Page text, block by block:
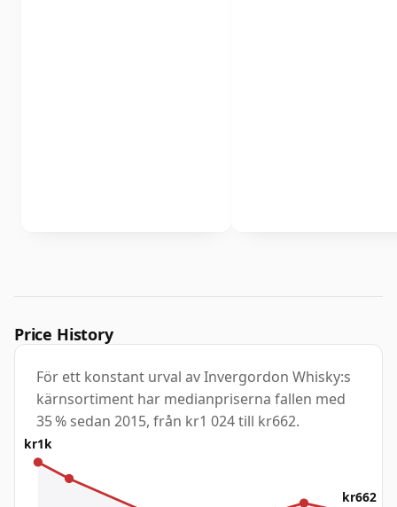
Price History
För ett konstant urval av Invergordon Whisky:s
kärnsortiment har medianpriserna fallen med
35 % sedan 2015, från kr1 024 till kr662.
kr1k
kr662